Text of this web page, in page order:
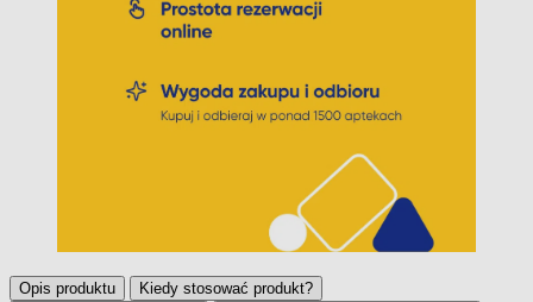
Opis produktu
Kiedy stosować produkt?